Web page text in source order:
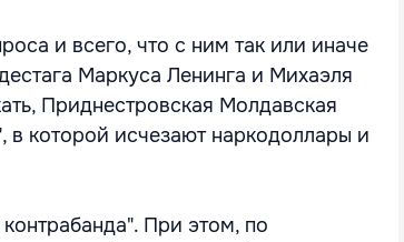
и всего, что с ним так или иначе
Маркуса Ленинга и Михаэля
Приднестровская Молдавская
в которой исчезают наркодоллары и
При этом, по